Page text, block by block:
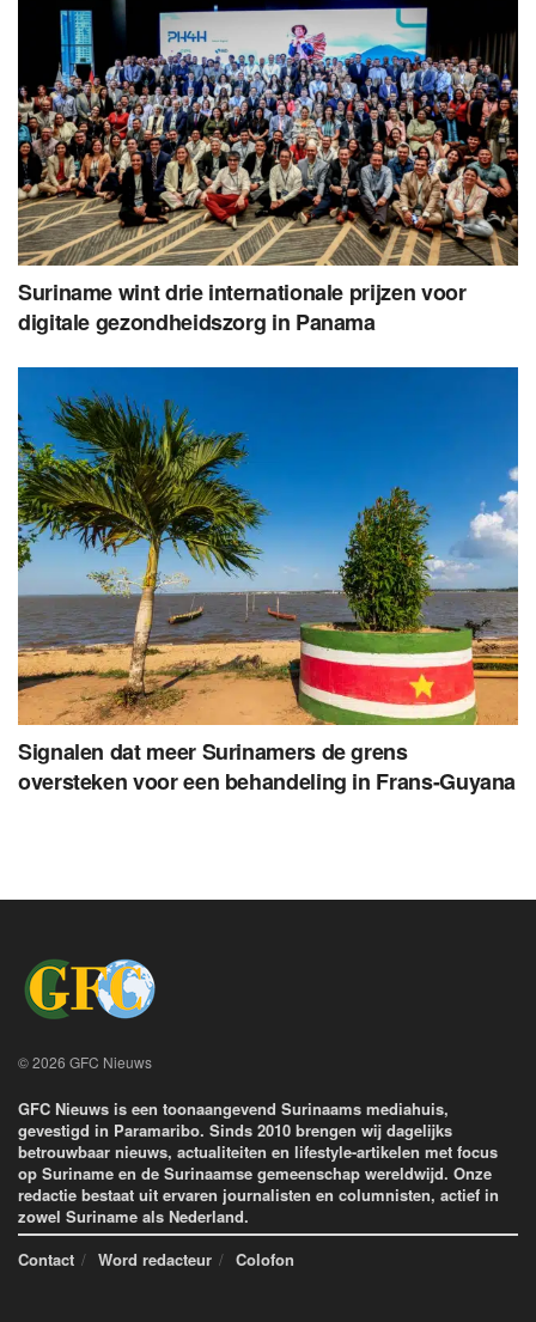
Suriname wint drie internationale prijzen voor
digitale gezondheidszorg in Panama
Signalen dat meer Surinamers de grens
oversteken voor een behandeling in Frans-Guyana
© 2026 GFC Nieuws
GFC Nieuws is een toonaangevend Surinaams mediahuis,
gevestigd in Paramaribo. Sinds 2010 brengen wij dagelijks
betrouwbaar nieuws, actualiteiten en lifestyle-artikelen met focus
op Suriname en de Surinaamse gemeenschap wereldwijd. Onze
redactie bestaat uit ervaren journalisten en columnisten, actief in
zowel Suriname als Nederland.
Contact
Word redacteur Colofon